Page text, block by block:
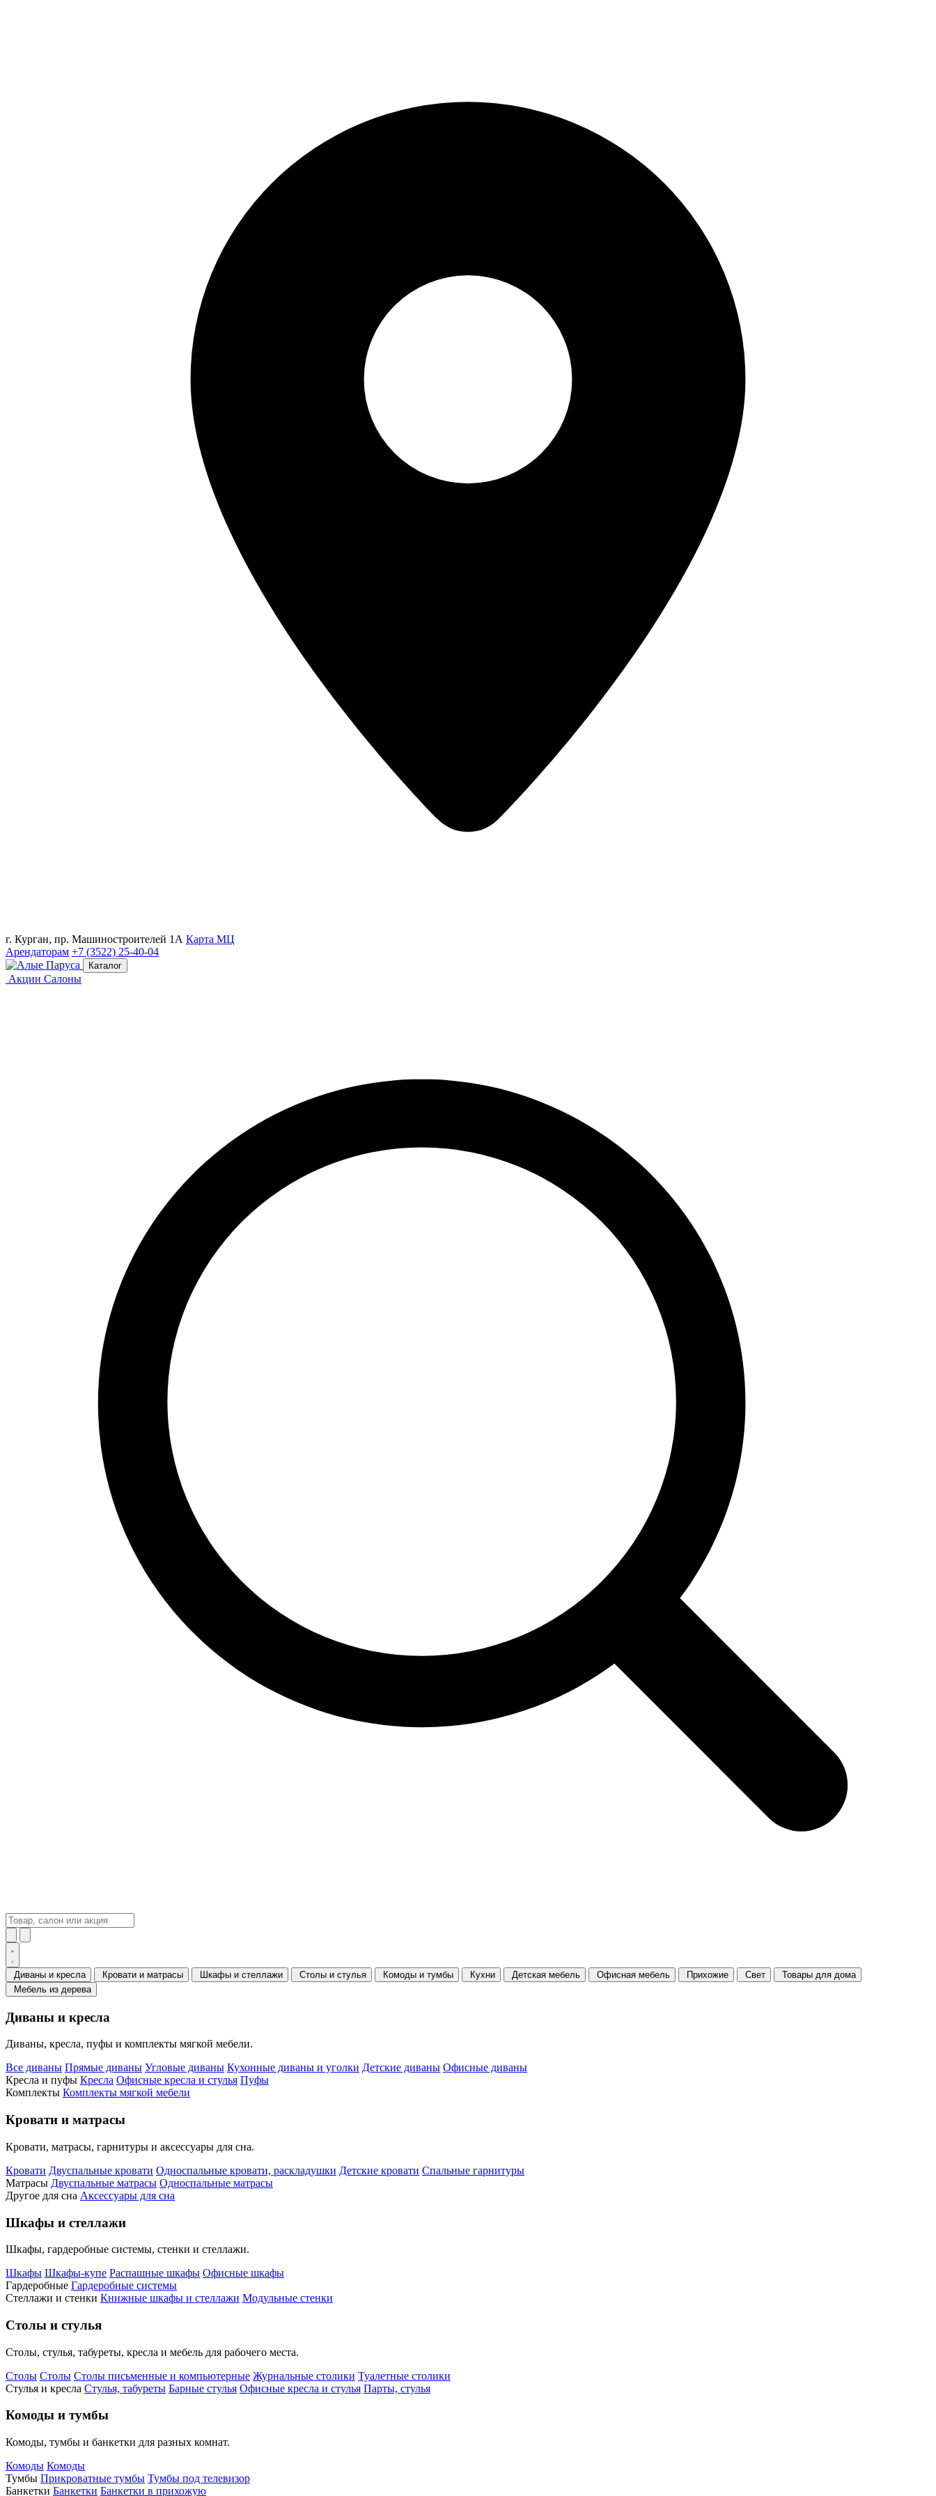
г. Курган, пр. Машиностроителей 1А Карта МЦ
Арендаторам +7 (3522) 25-40-04
Каталог
Акции Салоны
Диваны и кресла Кровати и матрасы Шкафы и стеллажи Столы и стулья Комоды и тумбы Кухни Детская мебель Офисная мебель Прихожие Свет
Товары для дома
Мебель из дерева
Диваны и кресла
Диваны, кресла, пуфы и комплекты мягкой мебели.
Все диваны Прямые диваны Угловые диваны Кухонные диваны и уголки Детские диваны Офисные диваны
Кресла и пуфы Кресла Офисные кресла и стулья Пуфы
Комплекты Комплекты мягкой мебели
Кровати и матрасы
Кровати, матрасы, гарнитуры и аксессуары для сна.
Кровати Двуспальные кровати Односпальные кровати, раскладушки Детские кровати Спальные гарнитуры
Матрасы Двуспальные матрасы Односпальные матрасы
Другое для сна Аксессуары для сна
Шкафы и стеллажи
Шкафы, гардеробные системы, стенки и стеллажи.
Шкафы Шкафы-купе Распашные шкафы Офисные шкафы
Гардеробные Гардеробные системы
Стеллажи и стенки Книжные шкафы и стеллажи Модульные стенки
Столы и стулья
Столы, стулья, табуреты, кресла и мебель для рабочего места.
Столы Столы Столы письменные и компьютерные Журнальные столики Туалетные столики
Стулья и кресла Стулья, табуреты Барные стулья Офисные кресла и стулья Парты, стулья
Комоды и тумбы
Комоды, тумбы и банкетки для разных комнат.
Комоды Комоды
Тумбы Прикроватные тумбы Тумбы под телевизор
Банкетки Банкетки Банкетки в прихожую